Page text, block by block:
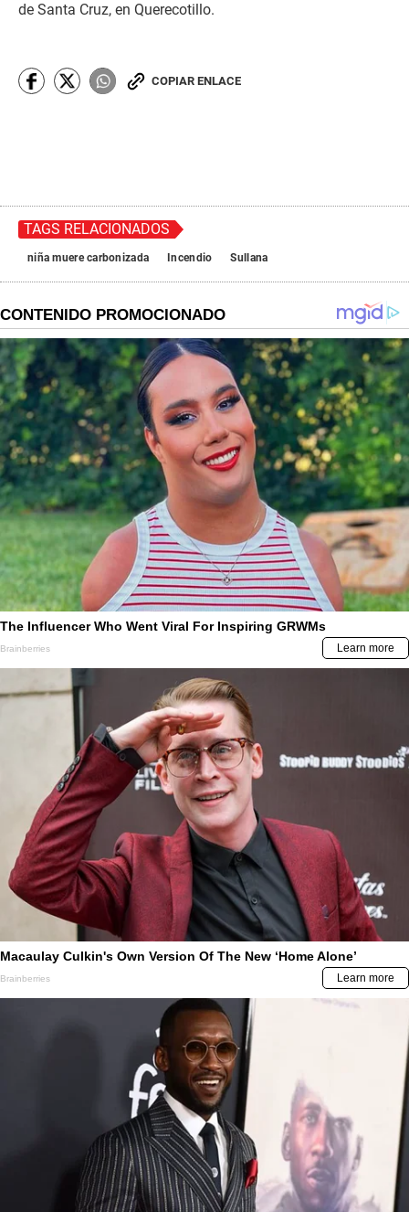
de Santa Cruz, en Querecotillo.
COPIAR ENLACE
TAGS RELACIONADOS
niña muere carbonizada Incendio Sullana